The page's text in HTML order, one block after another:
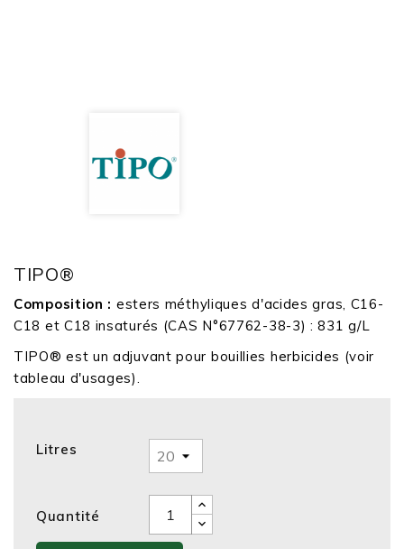
TIPO®
Composition : esters méthyliques d'acides gras, C16-
C18 et C18 insaturés (CAS N°67762-38-3) : 831 g/L
TIPO® est un adjuvant pour bouillies herbicides (voir
tableau d'usages).
Litres
Quantité